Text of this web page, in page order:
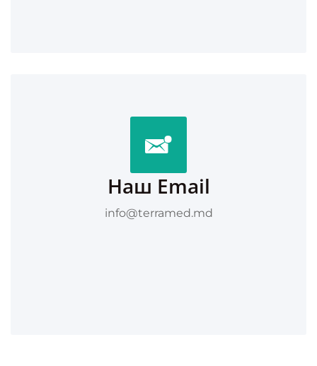
Наш Email
info@terramed.md